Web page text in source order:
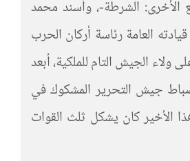
الأخرى: الشرطة-، وأسند محمد
العامة رئاسة أركان الحرب
ولاء الجيش التام للملكية، أبعد
جيش التحرير المشكوك في
الأخير كان يشكل ثلث القوات